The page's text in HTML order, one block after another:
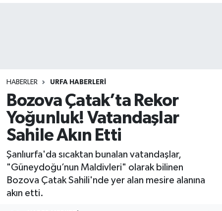
HABERLER URFA HABERLERİ
Bozova Çatak’ta Rekor
Yoğunluk! Vatandaşlar
Sahile Akın Etti
Şanlıurfa'da sıcaktan bunalan vatandaşlar,
"Güneydoğu’nun Maldivleri" olarak bilinen
Bozova Çatak Sahili'nde yer alan mesire alanına
akın etti.
Haber Arşivi